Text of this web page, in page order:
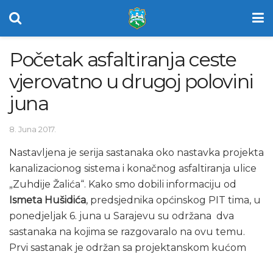
Početak asfaltiranja ceste
vjerovatno u drugoj polovini
juna
8. Juna 2017.
Nastavljena je serija sastanaka oko nastavka projekta
kanalizacionog sistema i konačnog asfaltiranja ulice
„Zuhdije Žalića“. Kako smo dobili informaciju od
Ismeta Hušidića, predsjednika općinskog PIT tima, u
ponedjeljak 6. juna u Sarajevu su održana dva
sastanaka na kojima se razgovaralo na ovu temu.
Prvi sastanak je održan sa projektanskom kućom